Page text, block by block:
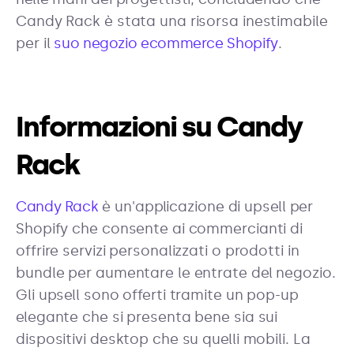
Candy Rack è stata una risorsa inestimabile
per il suo negozio ecommerce Shopify.
Informazioni su Candy
Rack
Candy Rack è un'applicazione di upsell per
Shopify che consente ai commercianti di
offrire servizi personalizzati o prodotti in
bundle per aumentare le entrate del negozio.
Gli upsell sono offerti tramite un pop-up
elegante che si presenta bene sia sui
dispositivi desktop che su quelli mobili. La